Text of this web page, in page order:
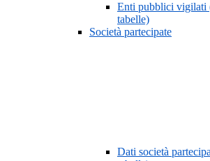
Enti pubblici vigilati
tabelle)
Società partecipate
Dati società